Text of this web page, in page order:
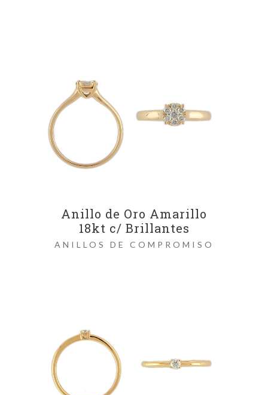
Anillo de Oro Amarillo
18kt c/ Brillantes
ANILLOS DE COMPROMISO